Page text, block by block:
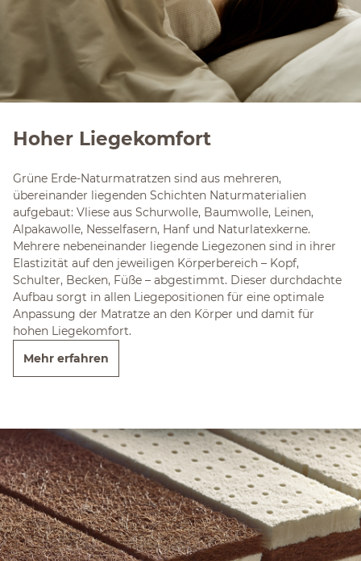
Hoher Liegekomfort
Grüne Erde-Naturmatratzen sind aus mehreren,
übereinander liegenden Schichten Naturmaterialien
aufgebaut: Vliese aus Schurwolle, Baumwolle, Leinen,
Alpakawolle, Nesselfasern, Hanf und Naturlatexkerne.
Mehrere nebeneinander liegende Liegezonen sind in ihrer
Elastizität auf den jeweiligen Körperbereich – Kopf,
Schulter, Becken, Füße – abgestimmt. Dieser durchdachte
Aufbau sorgt in allen Liegepositionen für eine optimale
Anpassung der Matratze an den Körper und damit für
hohen Liegekomfort.
Mehr erfahren